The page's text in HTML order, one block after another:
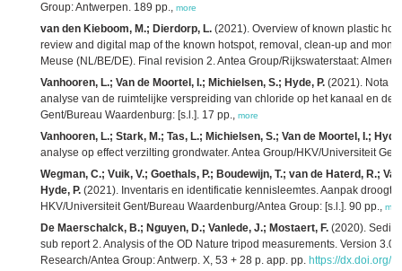
Group: Antwerpen. 189 pp., more
van den Kieboom, M.; Dierdorp, L. (2021). Overview of known plastic
review and digital map of the known hotspot, removal, clean-up and
Meuse (NL/BE/DE). Final revision 2. Antea Group/Rijkswaterstaat:
Vanhooren, L.; Van de Moortel, I.; Michielsen, S.; Hyde, P. (2021). Nota
analyse van de ruimtelijke verspreiding van chloride op het kanaal en de
Gent/Bureau Waardenburg: [s.l.]. 17 pp., more
Vanhooren, L.; Stark, M.; Tas, L.; Michielsen, S.; Van de Moortel, I.;
analyse op effect verzilting grondwater. Antea Group/HKV/Universiteit
Wegman, C.; Vuik, V.; Goethals, P.; Boudewijn, T.; van de Haterd, R.;
Hyde, P. (2021). Inventaris en identificatie kennisleemtes. Aanpak
HKV/Universiteit Gent/Bureau Waardenburg/Antea Group: [s.l.]. 90 pp.,
De Maerschalck, B.; Nguyen, D.; Vanlede, J.; Mostaert, F. (2020).
sub report 2. Analysis of the OD Nature tripod measurements. Version 3.0.
Research/Antea Group: Antwerp. X, 53 + 28 p. app. pp. https://dx.doi.org/